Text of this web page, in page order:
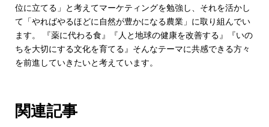
位に立てる」と考えてマーケティングを勉強し、それを活かし
て「やればやるほどに自然が豊かになる農業」に取り組んでい
ます。 『薬に代わる食』『人と地球の健康を改善する』『いの
ちを大切にする文化を育てる』そんなテーマに共感できる方々
を前進していきたいと考えています。
関連記事